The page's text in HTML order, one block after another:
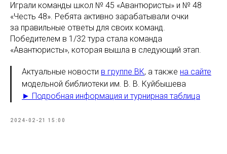
Играли команды школ № 45 «Авантюристы» и № 48
«Честь 48». Ребята активно зарабатывали очки
за правильные ответы для своих команд.
Победителем в 1/32 тура стала команда
«Авантюристы», которая вышла в следующий этап.
Актуальные новости в группе ВК, а также на сайте
модельной библиотеки им. В. В. Куйбышева
► Подробная информация и турнирная таблица
2024-02-21 15:00